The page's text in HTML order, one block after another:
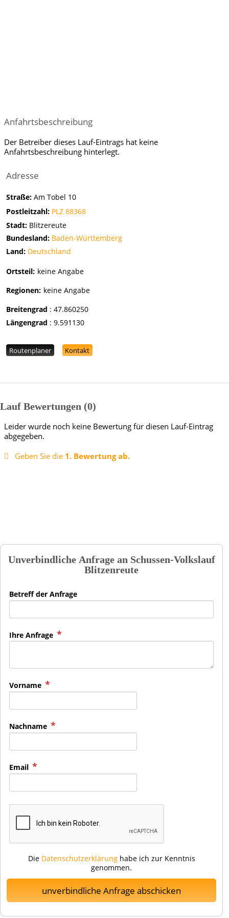
Anfahrtsbeschreibung
Der Betreiber dieses Lauf-Eintrags hat keine
Anfahrtsbeschreibung hinterlegt.
Adresse
Straße: Am Tobel 10
Postleitzahl: PLZ 88368
Stadt: Blitzereute
Bundesland: Baden-Württemberg
Land: Deutschland
Ortsteil: keine Angabe
Regionen: keine Angabe
Breitengrad : 47.860250
Längengrad : 9.591130
Routenplaner Kontakt
Lauf Bewertungen 0
Leider wurde noch keine Bewertung für diesen Lauf-Eintrag
abgegeben.
Geben Sie die 1. Bewertung ab.
Unverbindliche Anfrage an Schussen-Volkslauf
Blitzenreute
Betreff der Anfrage
Ihre Anfrage
Vorname
Nachname
Email
Die Datenschutzerklärunghabe ich zur Kenntnis
genommen.
unverbindliche Anfrage abschicken